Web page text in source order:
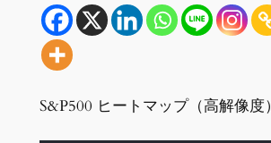
S&P500 ヒートマップ（高解像度）